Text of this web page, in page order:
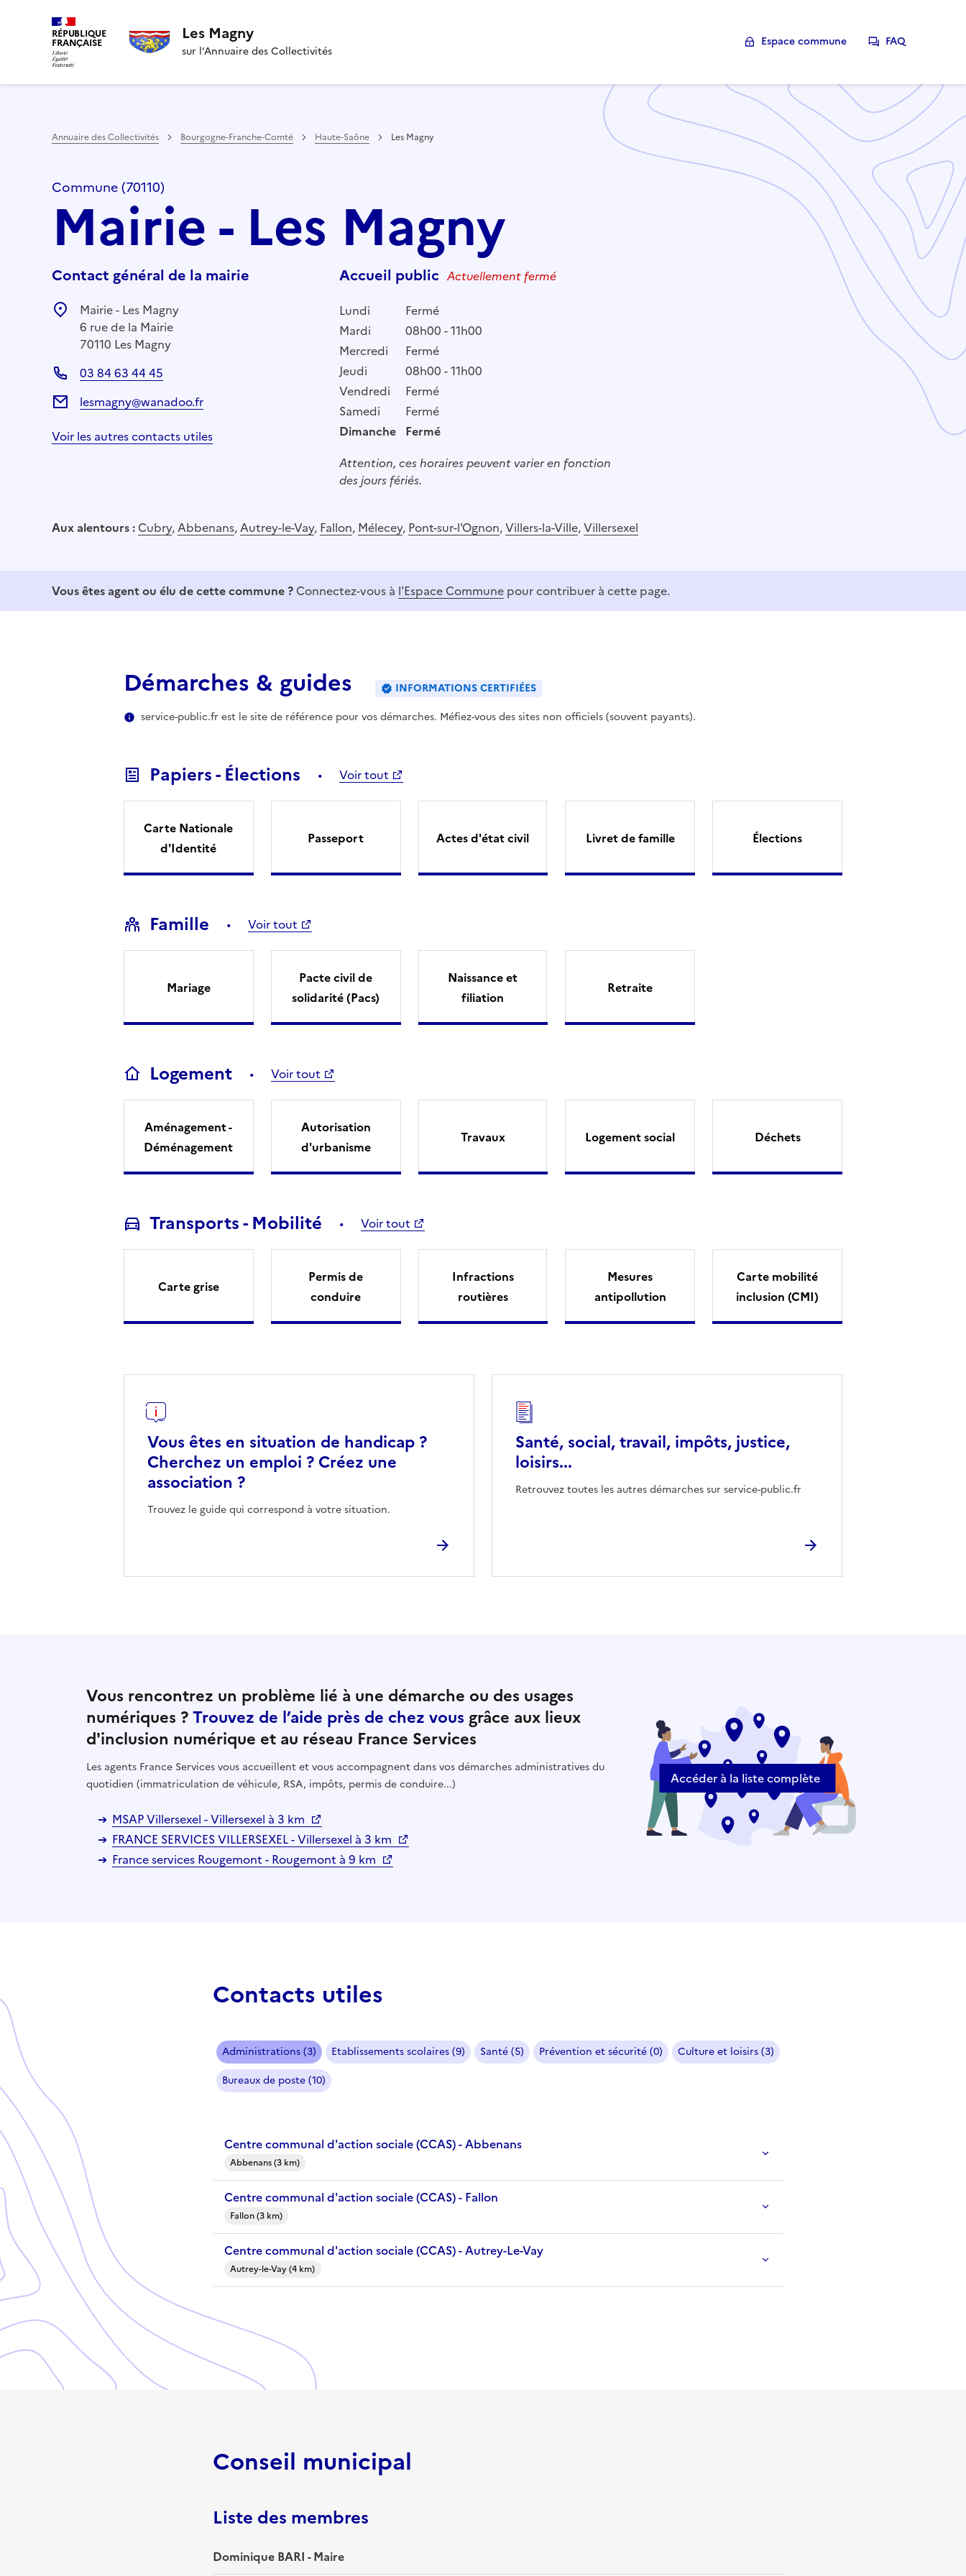
RÉPUBLIQUE
FRANÇAISE Les Magny
sur l’Annuaire des Collectivités
Espace commune FAQ
Annuaire des Collectivités Bourgogne-Franche-Comté Haute-Saône Les Magny
Commune (70110)
Mairie - Les Magny
Contact général de la mairie
Mairie - Les Magny
6 rue de la Mairie
70110 Les Magny
03 84 63 44 45
lesmagny@wanadoo.fr
Voir les autres contacts utiles
Accueil public Actuellement fermé
Lundi
Fermé
Mardi
08h00 - 11h00
Mercredi
Fermé
Jeudi
08h00 - 11h00
Vendredi
Fermé
Samedi
Fermé
Dimanche Fermé
Attention, ces horaires peuvent varier en fonction
des jours fériés.
Aux alentours : Cubry,Abbenans,Autrey-le-Vay, Fallon, Mélecey, Pont-sur-l'Ognon,Villers-la-Ville,Villersexel
Vous êtes agent ou élu de cette commune ? Connectez-vous à l'Espace Commune pour contribuer à cette page.
Démarches & guides
INFORMATIONS CERTIFIÉES
service-public.fr est le site de référence pour vos démarches. Méfiez-vous des sites non officiels (souvent payants).
Papiers - Élections Voir tout
Carte Nationale
d'Identité
Passeport Actes d'état civil Livret de famille Élections
Famille Voir tout
Mariage
Pacte civil de
solidarité (Pacs)
Naissance et
filiation
Retraite
Logement Voir tout
Aménagement -
Déménagement
Autorisation
d'urbanisme
Travaux Logement social Déchets
Transports - Mobilité Voir tout
Carte grise
Permis de
conduire
Infractions
routières
Mesures
antipollution
Carte mobilité
inclusion (CMI)
Vous êtes en situation de handicap ?
Cherchez un emploi ? Créez une
association ?
Trouvez le guide qui correspond à votre situation.
Santé, social, travail, impôts, justice,
loisirs...
Retrouvez toutes les autres démarches sur service-public.fr
Vous rencontrez un problème lié à une démarche ou des usages
numériques ?Trouvez de l’aide près de chez vous grâce aux lieux
d'inclusion numérique et au réseau France Services
Les agents France Services vous accueillent et vous accompagnent dans vos démarches administratives du
quotidien (immatriculation de véhicule, RSA, impôts, permis de conduire...)
MSAP Villersexel - Villersexel à 3 km
FRANCE SERVICES VILLERSEXEL - Villersexel à 3 km
France services Rougemont - Rougemont à 9 km
Accéder à la liste complète
Contacts utiles
Administrations (3) Etablissements scolaires (9) Santé (5) Prévention et sécurité (0)
Culture et loisirs (3)
Bureaux de poste (10)
Centre communal d'action sociale (CCAS) - Abbenans
Abbenans (3 km)
Centre communal d'action sociale (CCAS) - Fallon
Fallon (3 km)
Centre communal d'action sociale (CCAS) - Autrey-Le-Vay
Autrey-le-Vay (4 km)
Conseil municipal
Liste des membres
Dominique BARI - Maire